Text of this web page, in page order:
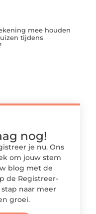
mee houden
tijdens
nog!
je nu. Ons
om jouw stem
blog met de
de Registreer-
naar meer
groei.